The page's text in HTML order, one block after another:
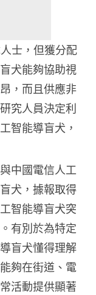
士，但獲分配
犬能夠協助視
，而且供應非
究人員決定利
智能導盲犬，
中國電信人工
犬，據報取得
智能導盲犬突
有別於為特定
盲犬懂得理解
夠在街道、電
活動提供顯著